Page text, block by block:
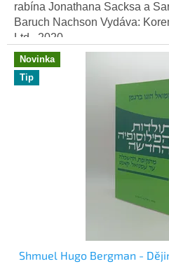
rabína Jonathana Sacksa a
Baruch Nachson Vydáva:
Ltd., 2020
Novinka
Tip
Shmuel Hugo Bergman -